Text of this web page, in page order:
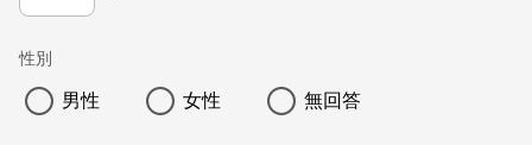
性別
男性 女性 無回答